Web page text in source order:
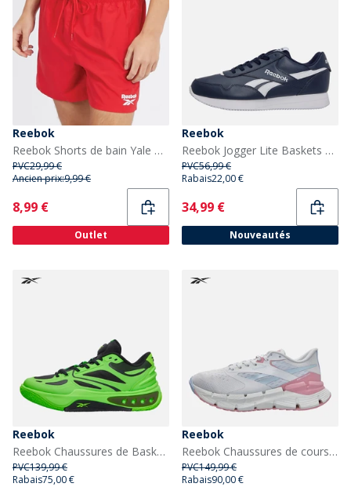
Reebok
Reebok Shorts de bain Yale Homme Vector rouge
PVC29,99 €
Ancien prix:9,99 €
Current
8,99 €
Outlet
Reebok
Reebok Jogger Lite Baskets Vector Navy/Blanc/Blanc
PVC56,99 €
Rabais22,00 €
Current
34,99 €
Nouveautés
Reebok
Reebok Chaussures de Basketball Engine A Solar Lime/Solar Lime/Noir
PVC139,99 €
Rabais75,00 €
Reebok
Reebok Chaussures de course neutres Floatzig Symmetros Femme Moon/Dusty Rose/Y2K Blue
PVC149,99 €
Rabais90,00 €